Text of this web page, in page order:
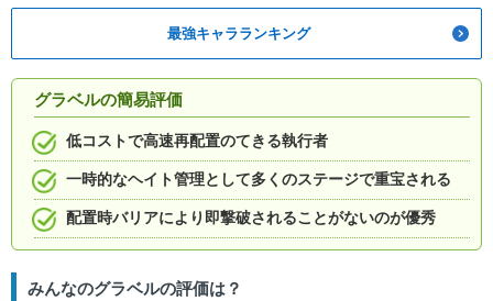
最強キャラランキング
グラベルの簡易評価
低コストで高速再配置のてきる執行者
一時的なヘイト管理として多くのステージで重宝される
配置時バリアにより即撃破されることがないのが優秀
みんなのグラベルの評価は？